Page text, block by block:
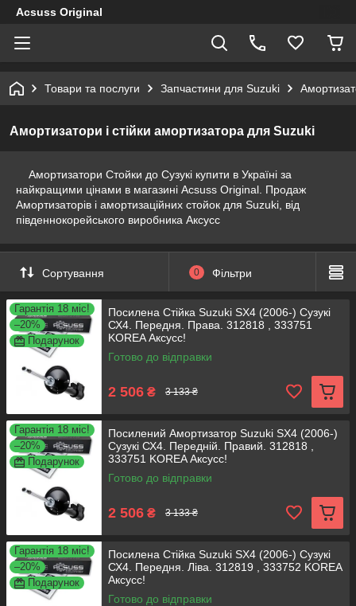
Acsuss Original
Товари та послуги Запчастини для Suzuki
Амортизатори і стійки амортизатора для Suzuki
Амортизатори Стойки до Сузукі купити в Україні за
найкращими цінами в магазині Acsuss Original. Продаж
Амортизаторів і амортизаційних стойок для Suzuki, від
південнокорейського виробника Аксусс
Сортування 0 Фільтри
Гарантія 18 міс!
–20%
Подарунок
Посилена Стійка Suzuki SX4 (2006-) Сузукі
СХ4. Передня. Права. 312818 , 333751
KOREA Аксусс!
Готово до відправки
2 506 ₴ 3 133 ₴
Гарантія 18 міс!
–20%
Подарунок
Посилений Амортизатор Suzuki SX4 (2006-)
Сузукі СХ4. Передній. Правий. 312818 ,
333751 KOREA Аксусс!
Готово до відправки
2 506 ₴ 3 133 ₴
Гарантія 18 міс!
–20%
Подарунок
Посилена Стійка Suzuki SX4 (2006-) Сузукі
СХ4. Передня. Ліва. 312819 , 333752 KOREA
Аксусс!
Готово до відправки